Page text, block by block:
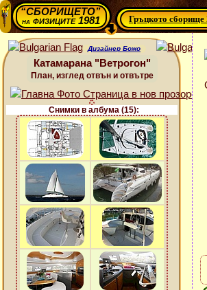
“СБОРИЩЕТО”
нафизиците 1981 Гръцкото сборище
Дизайнер Божо
Катамарана "Ветрогон"
План, изглед отвън и отвътре
Снимки в албума (15):